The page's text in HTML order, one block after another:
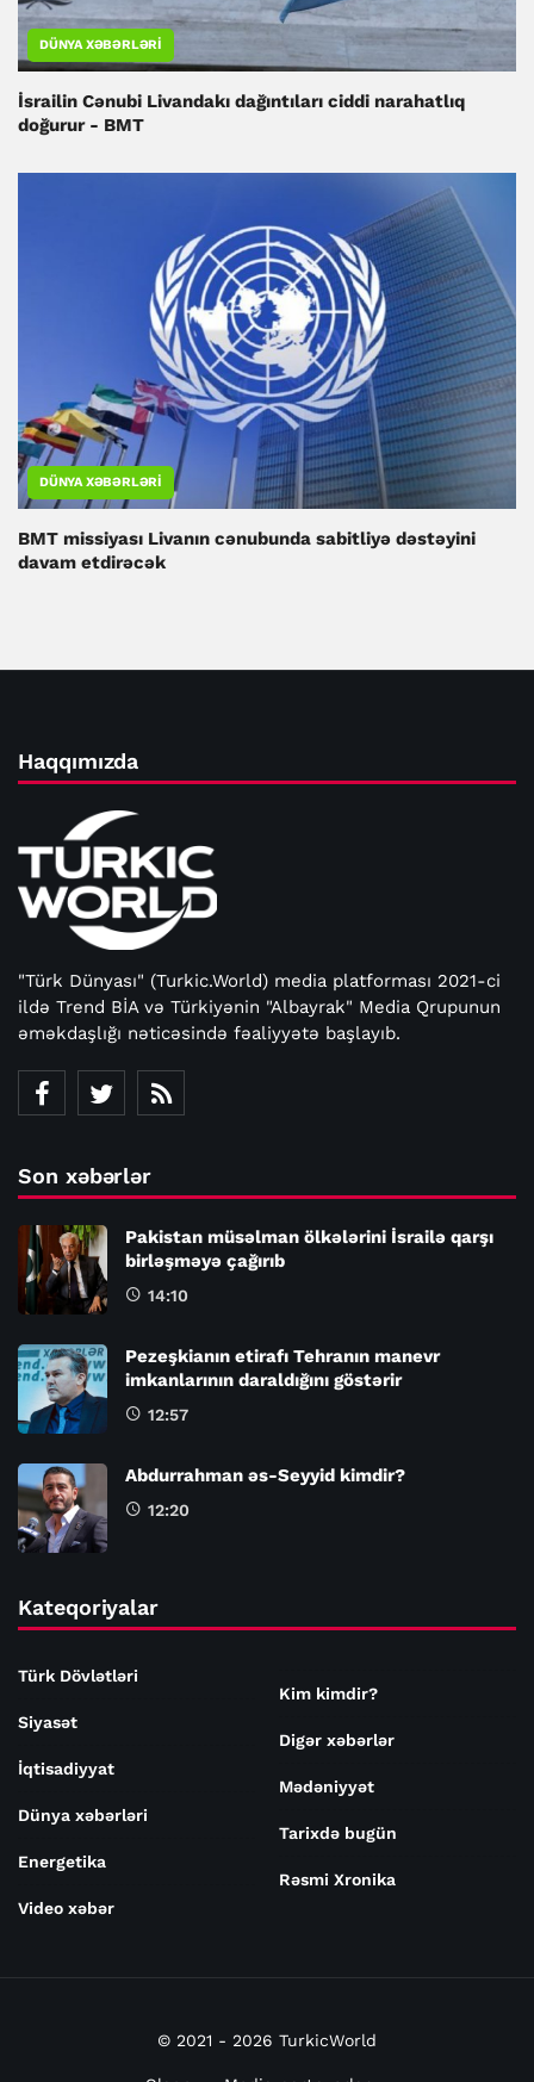
DÜNYA XƏBƏRLƏRI
İsrailin Cənubi Livandakı dağıntıları ciddi narahatlıq
doğurur - BMT
DÜNYA XƏBƏRLƏRI
BMT missiyası Livanın cənubunda sabitliyə dəstəyini
davam etdirəcək
Haqqımızda
"Türk Dünyası" (Turkic.World) media platforması 2021-ci
ildə Trend BİA və Türkiyənin "Albayrak" Media Qrupunun
əməkdaşlığı nəticəsində fəaliyyətə başlayıb.
Son xəbərlər
Pakistan müsəlman ölkələrini İsrailə qarşı
birləşməyə çağırıb
14:10
Pezeşkianın etirafı Tehranın manevr
imkanlarının daraldığını göstərir
12:57
Abdurrahman əs-Seyyid kimdir?
12:20
Kateqoriyalar
Türk Dövlətləri
Siyasət
İqtisadiyyat
Dünya xəbərləri
Energetika
Video xəbər
Kim kimdir?
Digər xəbərlər
Mədəniyyət
Tarixdə bugün
Rəsmi Xronika
© 2021 - 2026 TurkicWorld